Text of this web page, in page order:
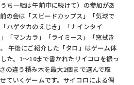
ち一組は午前中に続けて）の参加があ
の会は「スピードカップス」「気球で
ハゲタカのえじき」「ナインタイ
「マンカラ」「ライミース」「窓拭き
午後にご紹介した「タロ」はゲーム体
た。1〜10まで書かれたサイコロを振っ
の違う積み木を最大2個まで選んで取
ていくゲームです。サイコロによる偶